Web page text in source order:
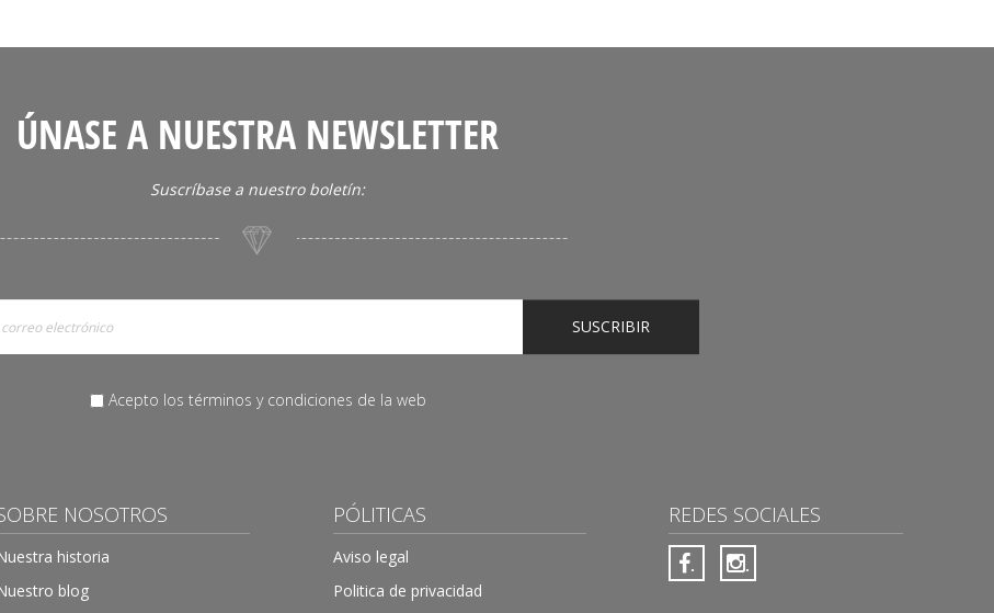
ÚNASE A NUESTRA NEWSLETTER
Suscríbase a nuestro boletín:
SUSCRIBIR
Acepto los términos y condiciones de la web
NOSOTROS
historia
blog
PÓLITICAS
Aviso legal
Politica de privacidad
REDES SOCIALES
. .